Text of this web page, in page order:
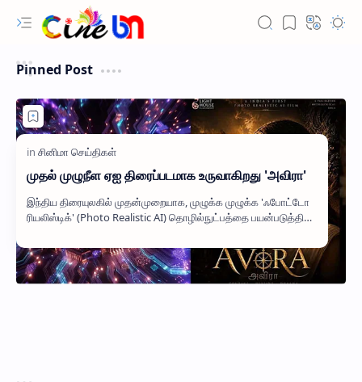
Pinned Post
முதல் முழுநீள ஏஐ திரைப்படமாக உருவாகிறது 'அவிரா'
இந்திய திரையுலகில் முதன்முறையாக, முழுக்க முழுக்க 'ஃபோட்டோ
ரியலிஸ்டிக்' (Photo Realistic AI) தொழில்நுட்பத்தை பயன்படுத்தி